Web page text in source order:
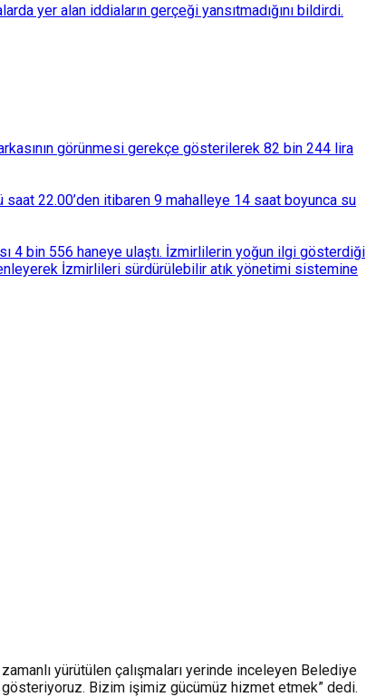
yer alan iddiaların gerçeği yansıtmadığını bildirdi.
görünmesi gerekçe gösterilerek 82 bin 244 lira
saat 22.00’den itibaren 9 mahalleye 14 saat boyunca su
4 bin 556 haneye ulaştı. İzmirlilerin yoğun ilgi gösterdiği
İzmirlileri sürdürülebilir atık yönetimi sistemine
yürütülen çalışmaları yerinde inceleyen Belediye
gösteriyoruz. Bizim işimiz gücümüz hizmet etmek” dedi.